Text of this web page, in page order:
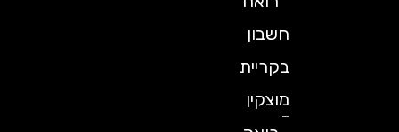
חשבון
בקריית
מוצקין